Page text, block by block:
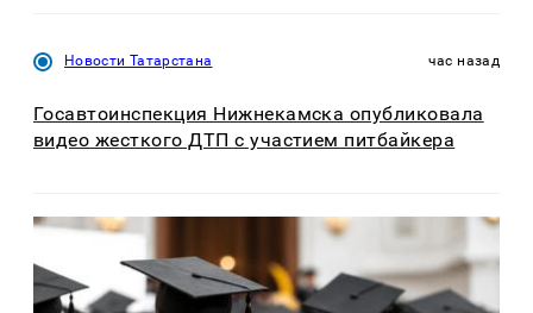
Новости Татарстана час назад
Госавтоинспекция Нижнекамска опубликовала
видео жесткого ДТП с участием питбайкера